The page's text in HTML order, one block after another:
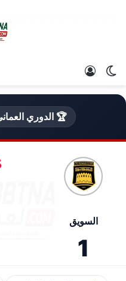
الوضع المظلم
🏆 الدوري
السويق
1